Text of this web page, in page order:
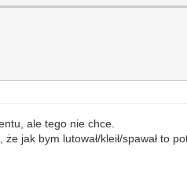
ale tego nie chce.
jak bym lutował/kleił/spawał to